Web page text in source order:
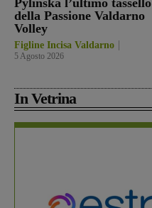
della Passione Valdarno
Volley
Figline Incisa Valdarno
5 Agosto 2026
In Vetrina